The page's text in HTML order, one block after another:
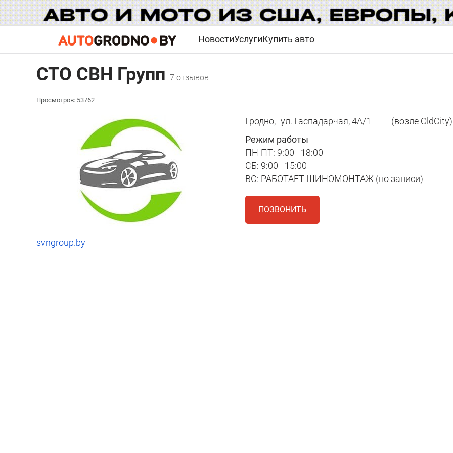
НовостиУслугиКупить авто
CTO СВН Групп 7 отзывов
Просмотров: 53762
Гродно, ул. Гаспадарчая, 4А/1
(возле OldCity)
Режим работы
ПН-ПТ: 9:00 - 18:00
СБ: 9:00 - 15:00
ВС: РАБОТАЕТ ШИНОМОНТАЖ (по записи)
ПОЗВОНИТЬ
svngroup.by